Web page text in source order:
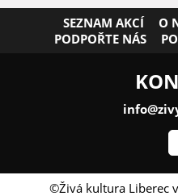
SEZNAM AKCÍ O
PODPOŘTE NÁS
©Živá kultura Liberec